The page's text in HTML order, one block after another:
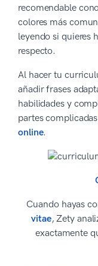
recomendable
colores más
leyendo si quieres
respecto.
Al hacer tu
añadir frases
habilidades y
partes
online.
Cuando hayas
vitae, Zety
exactamente